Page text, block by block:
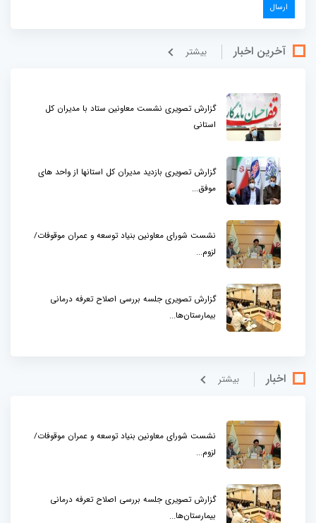
آخرین اخبار بيشتر
گزارش تصویری نشست معاونین ستاد با مدیران کل
استانی
گزارش تصویری بازدید مدیران کل استانها از واحد های
موفق...
نشست شورای معاونین بنیاد توسعه و عمران موقوفات/
لزوم...
گزارش تصویری جلسه بررسی اصلاح تعرفه درمانی
بیمارستان‌ها...
اخبار بيشتر
نشست شورای معاونین بنیاد توسعه و عمران موقوفات/
لزوم...
گزارش تصویری جلسه بررسی اصلاح تعرفه درمانی
بیمارستان‌ها...